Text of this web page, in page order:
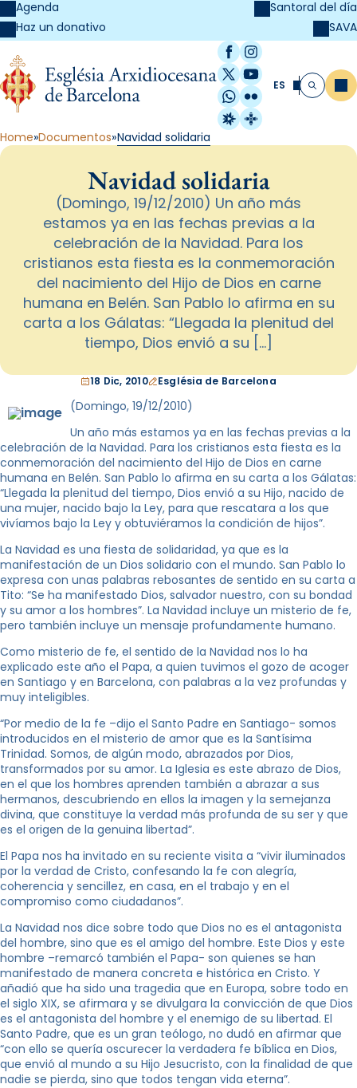
Agenda
Haz un donativo
Santoral del día
SAVA
Facebook
Instagram
X / Twitter
YouTube
WhatsApp
Flickr
Radio Estel
Catalunya
ES Buscar
Home Documentos Navidad solidaria
Navidad solidaria
(Domingo, 19/12/2010) Un año más
estamos ya en las fechas previas a la
celebración de la Navidad. Para los
cristianos esta fiesta es la conmemoración
del nacimiento del Hijo de Dios en carne
humana en Belén. San Pablo lo afirma en su
carta a los Gálatas: “Llegada la plenitud del
tiempo, Dios envió a su […]
18 Dic, 2010 Església de Barcelona
(Domingo, 19/12/2010)
Un año más estamos ya en las fechas previas a la
celebración de la Navidad. Para los cristianos esta fiesta es la
conmemoración del nacimiento del Hijo de Dios en carne
humana en Belén. San Pablo lo afirma en su carta a los Gálatas:
“Llegada la plenitud del tiempo, Dios envió a su Hijo, nacido de
una mujer, nacido bajo la Ley, para que rescatara a los que
vivíamos bajo la Ley y obtuviéramos la condición de hijos”.
La Navidad es una fiesta de solidaridad, ya que es la
manifestación de un Dios solidario con el mundo. San Pablo lo
expresa con unas palabras rebosantes de sentido en su carta a
Tito: “Se ha manifestado Dios, salvador nuestro, con su bondad
y su amor a los hombres”. La Navidad incluye un misterio de fe,
pero también incluye un mensaje profundamente humano.
Como misterio de fe, el sentido de la Navidad nos lo ha
explicado este año el Papa, a quien tuvimos el gozo de acoger
en Santiago y en Barcelona, con palabras a la vez profundas y
muy inteligibles.
“Por medio de la fe –dijo el Santo Padre en Santiago- somos
introducidos en el misterio de amor que es la Santísima
Trinidad. Somos, de algún modo, abrazados por Dios,
transformados por su amor. La Iglesia es este abrazo de Dios,
en el que los hombres aprenden también a abrazar a sus
hermanos, descubriendo en ellos la imagen y la semejanza
divina, que constituye la verdad más profunda de su ser y que
es el origen de la genuina libertad”.
El Papa nos ha invitado en su reciente visita a “vivir iluminados
por la verdad de Cristo, confesando la fe con alegría,
coherencia y sencillez, en casa, en el trabajo y en el
compromiso como ciudadanos”.
La Navidad nos dice sobre todo que Dios no es el antagonista
del hombre, sino que es el amigo del hombre. Este Dios y este
hombre –remarcó también el Papa- son quienes se han
manifestado de manera concreta e histórica en Cristo. Y
añadió que ha sido una tragedia que en Europa, sobre todo en
el siglo XIX, se afirmara y se divulgara la convicción de que Dios
es el antagonista del hombre y el enemigo de su libertad. El
Santo Padre, que es un gran teólogo, no dudó en afirmar que
“con ello se quería oscurecer la verdadera fe bíblica en Dios,
que envió al mundo a su Hijo Jesucristo, con la finalidad de que
nadie se pierda, sino que todos tengan vida eterna”.